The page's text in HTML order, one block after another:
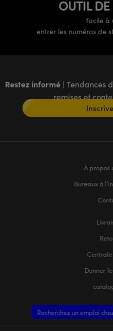
OUTIL
facile à
entrer les numéros de
Restez informé | Tendances
remises et
À propos
Bureaux à
Centrale
Donner
Recherchez un emploi